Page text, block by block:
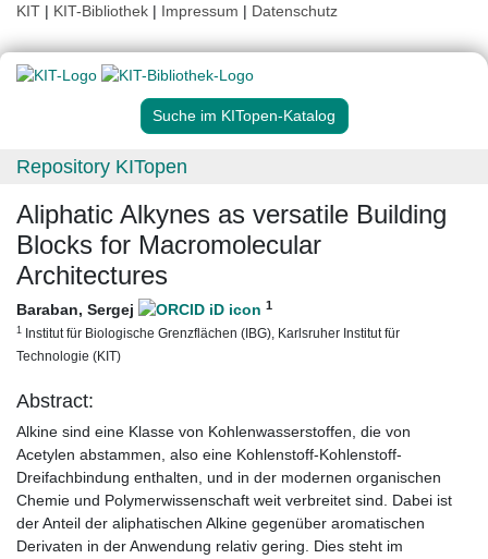
KIT | KIT-Bibliothek | Impressum | Datenschutz
Suche im KITopen-Katalog
Repository KITopen
Aliphatic Alkynes as versatile Building
Blocks for Macromolecular
Architectures
Baraban, Sergej 1
1 Institut für Biologische Grenzflächen (IBG), Karlsruher Institut für
Technologie (KIT)
Abstract:
Alkine sind eine Klasse von Kohlenwasserstoffen, die von
Acetylen abstammen, also eine Kohlenstoff-Kohlenstoff-
Dreifachbindung enthalten, und in der modernen organischen
Chemie und Polymerwissenschaft weit verbreitet sind. Dabei ist
der Anteil der aliphatischen Alkine gegenüber aromatischen
Derivaten in der Anwendung relativ gering. Dies steht im